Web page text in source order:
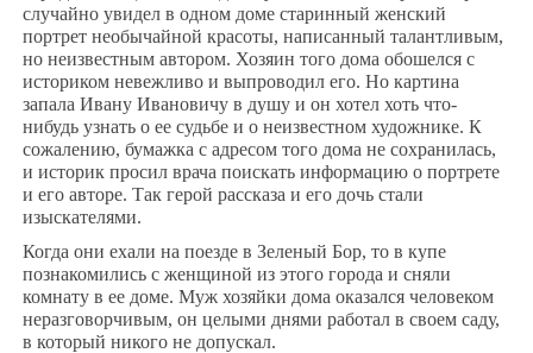
случайно увидел в одном доме старинный женский
портрет необычайной красоты, написанный талантливым,
но неизвестным автором. Хозяин того дома обошелся с
историком невежливо и выпроводил его. Но картина
запала Ивану Ивановичу в душу и он хотел хоть что-
нибудь узнать о ее судьбе и о неизвестном художнике. К
сожалению, бумажка с адресом того дома не сохранилась,
и историк просил врача поискать информацию о портрете
и его авторе. Так герой рассказа и его дочь стали
изыскателями.
Когда они ехали на поезде в Зеленый Бор, то в купе
познакомились с женщиной из этого города и сняли
комнату в ее доме. Муж хозяйки дома оказался человеком
неразговорчивым, он целыми днями работал в своем саду,
в который никого не допускал.